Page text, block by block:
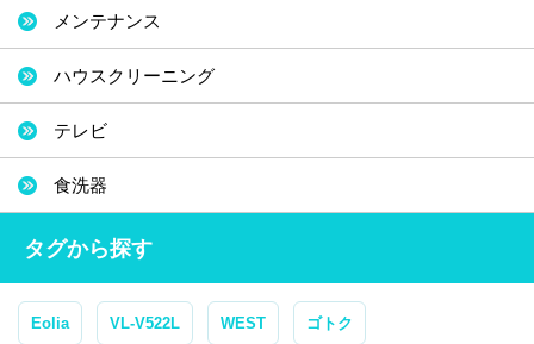
メンテナンス
ハウスクリーニング
テレビ
食洗器
タグから探す
Eolia VL-V522L WEST ゴトク